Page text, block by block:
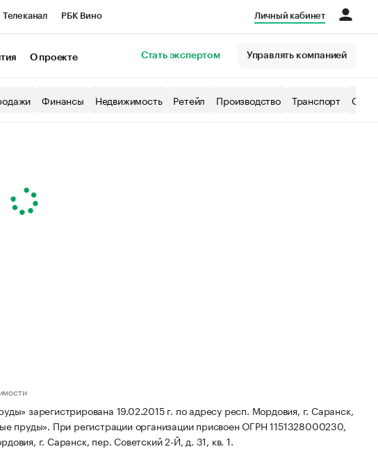
Телеканал РБК Вино Личный кабинет
О проекте Стать экспертом Управлять компанией
Финансы Недвижимость Ретейл Производство Транспорт
зарегистрирована 19.02.2015 г. по адресу респ. Мордовия, г. Саранск,
пруды». При регистрации организации присвоен ОГРН 1151328000230,
г. Саранск, пер. Советский 2-Й, д. 31, кв. 1.